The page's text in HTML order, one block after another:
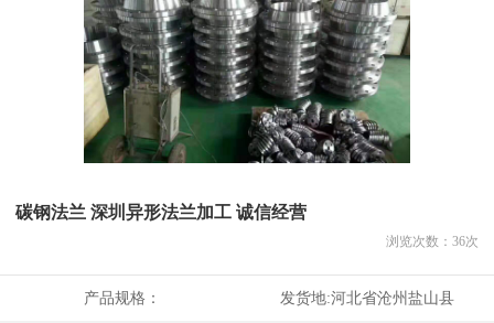
碳钢法兰 深圳异形法兰加工 诚信经营
浏览次数： 36次
产品规格： 发货地:河北省沧州盐山县